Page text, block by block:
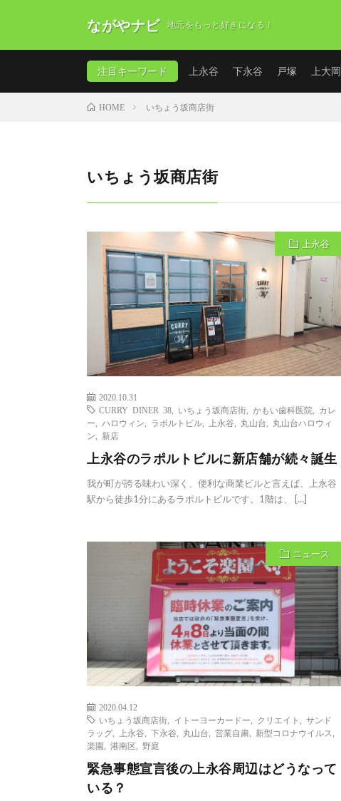
ながやナビ 地元をもっと好きになる！
注目キーワード 上永谷 下永谷 戸塚 上大岡
HOME いちょう坂商店街
いちょう坂商店街
上永谷
2020.10.31
CURRY DINER 38
いちょう坂商店街 かもい歯科医院
カレ
ー
ハロウィン ラポルトビル 上永谷 丸山台
丸山台ハロウィ
ン
新店
上永谷のラポルトビルに新店舗が続々誕生
我が町が誇る味わい深く、便利な商業ビルと言えば、上永谷
駅から徒歩1分にあるラポルトビルです。1階は、 […]
ニュース
2020.04.12
いちょう坂商店街
イトーヨーカードー クリエイト
サンド
ラッグ
上永谷 下永谷 丸山台 営業自粛 新型コロナウイルス
楽園
港南区 野庭
緊急事態宣言後の上永谷周辺はどうなって
いる？